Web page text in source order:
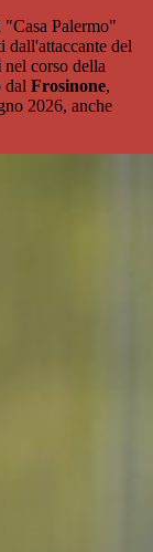
Palermo"
dall'attaccante del
nel corso della
dal Frosinone,
2026, anche